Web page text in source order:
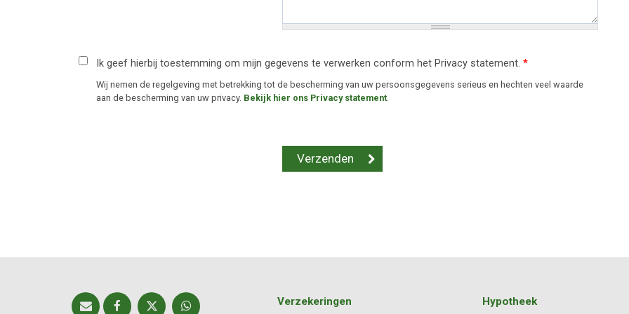
Ik geef hierbij toestemming om mijn gegevens te verwerken conform het Privacy statement. *
Wij nemen de regelgeving met betrekking tot de bescherming van uw persoonsgegevens serieus en hechten veel waarde
aan de bescherming van uw privacy. Bekijk hier ons Privacy statement.
Verzekeringen
Hypotheek